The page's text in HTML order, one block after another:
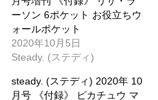
ーソン 6ポケット お役立ちウ
ォールポケット
2020年10月5日
Steady. (ステディ)
steady. (ステディ) 2020年 10
月号 《付録》 ピカチュウ マ